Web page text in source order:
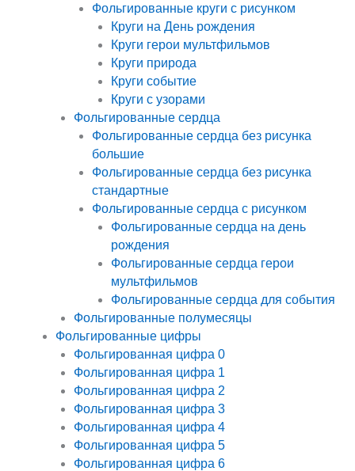
Фольгированные круги с рисунком
Круги на День рождения
Круги герои мультфильмов
Круги природа
Круги событие
Круги с узорами
Фольгированные сердца
Фольгированные сердца без рисунка
большие
Фольгированные сердца без рисунка
стандартные
Фольгированные сердца с рисунком
Фольгированные сердца на день
рождения
Фольгированные сердца герои
мультфильмов
Фольгированные сердца для события
Фольгированные полумесяцы
Фольгированные цифры
Фольгированная цифра 0
Фольгированная цифра 1
Фольгированная цифра 2
Фольгированная цифра 3
Фольгированная цифра 4
Фольгированная цифра 5
Фольгированная цифра 6